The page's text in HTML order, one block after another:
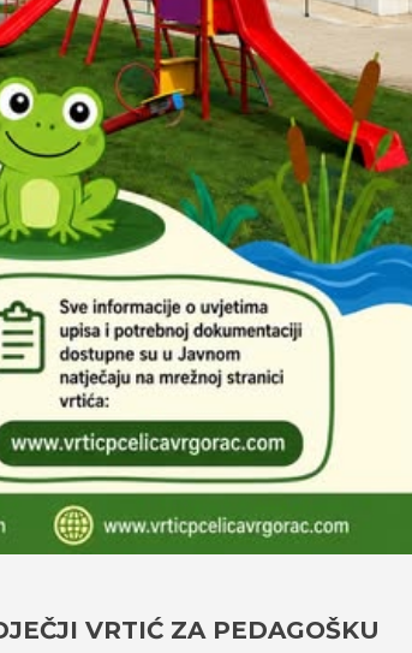
VRTIĆ ZA PEDAGOŠKU